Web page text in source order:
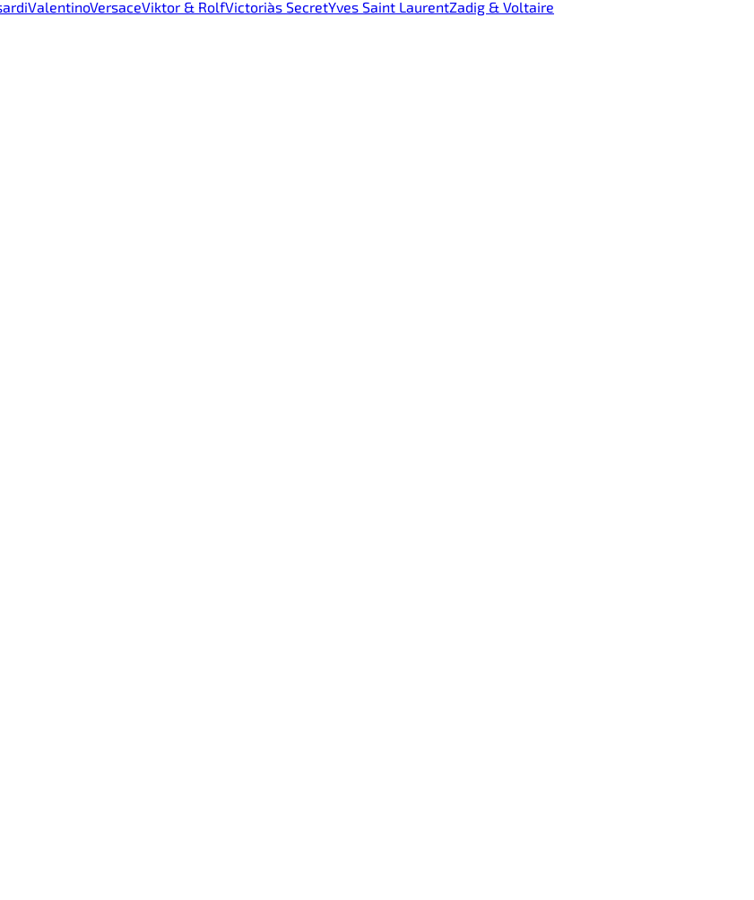
ValentinoVersaceViktor & RolfVictoria`s SecretYves Saint LaurentZadig & Voltaire